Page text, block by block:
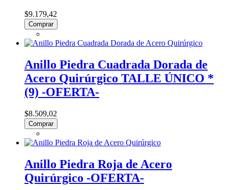
$9.179,42
Comprar
Anillo Piedra Cuadrada Dorada de
Acero Quirúrgico TALLE ÚNICO *
(9) -OFERTA-
$8.509,02
Comprar
Anillo Piedra Roja de Acero
Quirúrgico -OFERTA-